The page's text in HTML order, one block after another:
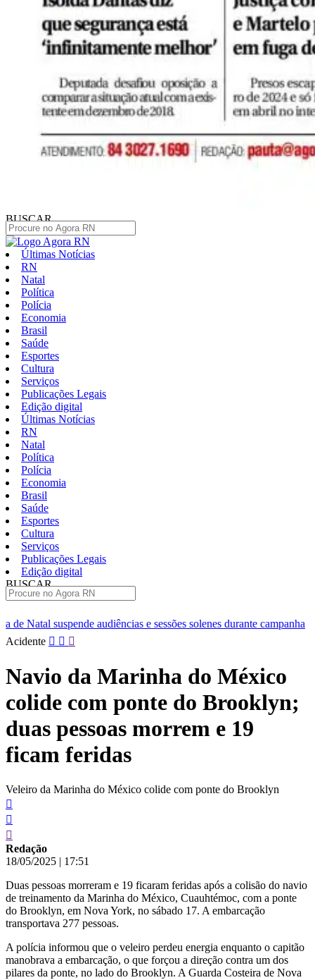
BUSCAR
Últimas Notícias
RN
Natal
Política
Polícia
Economia
Brasil
Saúde
Esportes
Cultura
Serviços
Publicações Legais
Edição digital
Últimas Notícias
RN
Natal
Política
Polícia
Economia
Brasil
Saúde
Esportes
Cultura
Serviços
Publicações Legais
Edição digital
BUSCAR
e sessões solenes durante campanha
Leilão de baterias
Pular
conteúdo
Acidente
Navio da Marinha do México
colide com ponte do Brooklyn;
duas pessoas morrem e 19
ficam feridas
Veleiro da Marinha do México colide com ponte do Brooklyn
Redação
18/05/2025 | 17:51
Duas pessoas morreram e 19 ficaram feridas após a colisão do navio
de treinamento da Marinha do México, Cuauhtémoc, com a ponte
do Brooklyn, em Nova York, no sábado 17. A embarcação
transportava 277 pessoas.
A polícia informou que o veleiro perdeu energia enquanto o capitão
manobrava a embarcação, o que forçou a direção contra um dos
pilares da ponte, no lado do Brooklyn. A Guarda Costeira de Nova